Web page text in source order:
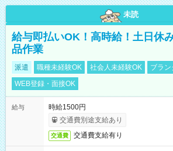
未読
給与即払いOK！高時給！土日休
品作業
派遣 職種未経験OK 社会人未経験OK
ブラン
WEB登録・面接OK
給与
時給1500円
交通費別途支給あり
交通費 交通費支給有り